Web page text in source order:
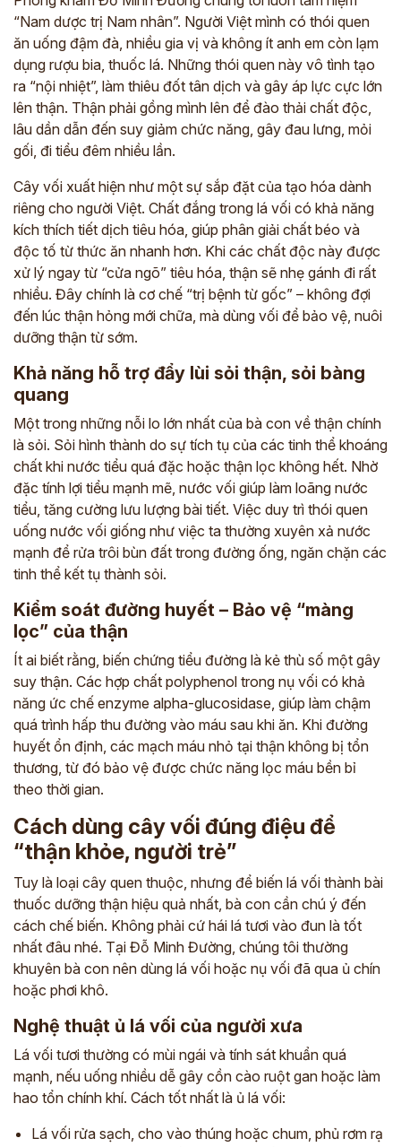
“Nam dược trị Nam nhân”. Người Việt mình có thói quen
ăn uống đậm đà, nhiều gia vị và không ít anh em còn lạm
dụng rượu bia, thuốc lá. Những thói quen này vô tình tạo
ra “nội nhiệt”, làm thiêu đốt tân dịch và gây áp lực cực lớn
lên thận. Thận phải gồng mình lên để đào thải chất độc,
lâu dần dẫn đến suy giảm chức năng, gây đau lưng, mỏi
gối, đi tiểu đêm nhiều lần.
Cây vối xuất hiện như một sự sắp đặt của tạo hóa dành
riêng cho người Việt. Chất đắng trong lá vối có khả năng
kích thích tiết dịch tiêu hóa, giúp phân giải chất béo và
độc tố từ thức ăn nhanh hơn. Khi các chất độc này được
xử lý ngay từ “cửa ngõ” tiêu hóa, thận sẽ nhẹ gánh đi rất
nhiều. Đây chính là cơ chế “trị bệnh từ gốc” – không đợi
đến lúc thận hỏng mới chữa, mà dùng vối để bảo vệ, nuôi
dưỡng thận từ sớm.
Khả năng hỗ trợ đẩy lùi sỏi thận, sỏi bàng
quang
Một trong những nỗi lo lớn nhất của bà con về thận chính
là sỏi. Sỏi hình thành do sự tích tụ của các tinh thể khoáng
chất khi nước tiểu quá đặc hoặc thận lọc không hết. Nhờ
đặc tính lợi tiểu mạnh mẽ, nước vối giúp làm loãng nước
tiểu, tăng cường lưu lượng bài tiết. Việc duy trì thói quen
uống nước vối giống như việc ta thường xuyên xả nước
mạnh để rửa trôi bùn đất trong đường ống, ngăn chặn các
tinh thể kết tụ thành sỏi.
Kiểm soát đường huyết – Bảo vệ “màng
lọc” của thận
Ít ai biết rằng, biến chứng tiểu đường là kẻ thù số một gây
suy thận. Các hợp chất polyphenol trong nụ vối có khả
năng ức chế enzyme alpha-glucosidase, giúp làm chậm
quá trình hấp thu đường vào máu sau khi ăn. Khi đường
huyết ổn định, các mạch máu nhỏ tại thận không bị tổn
thương, từ đó bảo vệ được chức năng lọc máu bền bỉ
theo thời gian.
Cách dùng cây vối đúng điệu để
“thận khỏe, người trẻ”
Tuy là loại cây quen thuộc, nhưng để biến lá vối thành bài
thuốc dưỡng thận hiệu quả nhất, bà con cần chú ý đến
cách chế biến. Không phải cứ hái lá tươi vào đun là tốt
nhất đâu nhé. Tại Đỗ Minh Đường, chúng tôi thường
khuyên bà con nên dùng lá vối hoặc nụ vối đã qua ủ chín
hoặc phơi khô.
Nghệ thuật ủ lá vối của người xưa
Lá vối tươi thường có mùi ngái và tính sát khuẩn quá
mạnh, nếu uống nhiều dễ gây cồn cào ruột gan hoặc làm
hao tổn chính khí. Cách tốt nhất là ủ lá vối:
Lá vối rửa sạch, cho vào thúng hoặc chum, phủ rơm rạ